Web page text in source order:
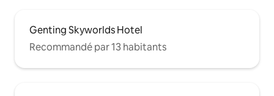
Genting Skyworlds Hotel
Recommandé par 13 habitants